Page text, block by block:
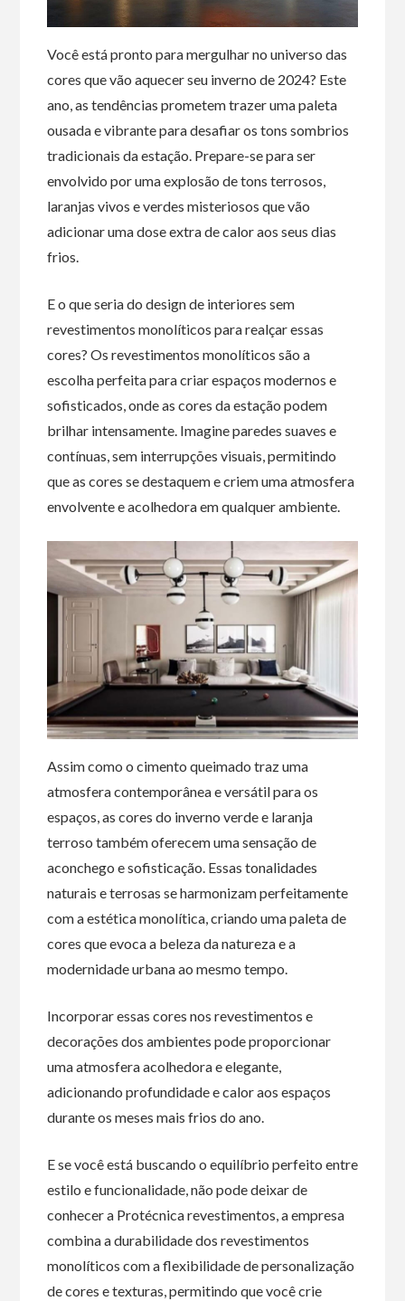
Você está pronto para mergulhar no universo das
cores que vão aquecer seu inverno de 2024? Este
ano, as tendências prometem trazer uma paleta
ousada e vibrante para desafiar os tons sombrios
tradicionais da estação. Prepare-se para ser
envolvido por uma explosão de tons terrosos,
laranjas vivos e verdes misteriosos que vão
adicionar uma dose extra de calor aos seus dias
frios.
E o que seria do design de interiores sem
revestimentos monolíticos para realçar essas
cores? Os revestimentos monolíticos são a
escolha perfeita para criar espaços modernos e
sofisticados, onde as cores da estação podem
brilhar intensamente. Imagine paredes suaves e
contínuas, sem interrupções visuais, permitindo
que as cores se destaquem e criem uma atmosfera
envolvente e acolhedora em qualquer ambiente.
Assim como o cimento queimado traz uma
atmosfera contemporânea e versátil para os
espaços, as cores do inverno verde e laranja
terroso também oferecem uma sensação de
aconchego e sofisticação. Essas tonalidades
naturais e terrosas se harmonizam perfeitamente
com a estética monolítica, criando uma paleta de
cores que evoca a beleza da natureza e a
modernidade urbana ao mesmo tempo.
Incorporar essas cores nos revestimentos e
decorações dos ambientes pode proporcionar
uma atmosfera acolhedora e elegante,
adicionando profundidade e calor aos espaços
durante os meses mais frios do ano.
E se você está buscando o equilíbrio perfeito entre
estilo e funcionalidade, não pode deixar de
conhecer a Protécnica revestimentos, a empresa
combina a durabilidade dos revestimentos
monolíticos com a flexibilidade de personalização
de cores e texturas, permitindo que você crie